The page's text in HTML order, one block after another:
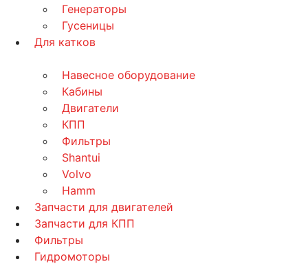
Генераторы
Гусеницы
Для катков
Навесное оборудование
Кабины
Двигатели
КПП
Фильтры
Shantui
Volvo
Hamm
Запчасти для двигателей
Запчасти для КПП
Фильтры
Гидромоторы